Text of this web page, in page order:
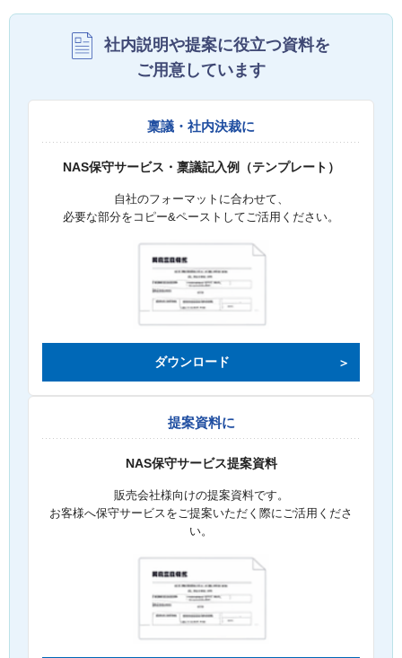
社内説明や提案に役立つ資料を
ご用意しています
稟議・社内決裁に
NAS保守サービス・稟議記入例（テンプレート）
自社のフォーマットに合わせて、
必要な部分をコピー&ペーストしてご活用ください。
ダウンロード
提案資料に
NAS保守サービス提案資料
販売会社様向けの提案資料です。
お客様へ保守サービスをご提案いただく際にご活用くださ
い。